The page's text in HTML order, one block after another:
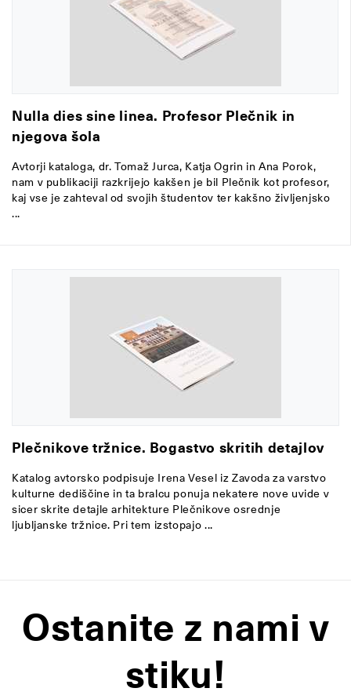
Nulla dies sine linea. Profesor Plečnik in
njegova šola
Avtorji kataloga, dr. Tomaž Jurca, Katja Ogrin in Ana Porok,
nam v publikaciji razkrijejo kakšen je bil Plečnik kot profesor,
kaj vse je zahteval od svojih študentov ter kakšno življenjsko
...
Plečnikove tržnice. Bogastvo skritih detajlov
Katalog avtorsko podpisuje Irena Vesel iz Zavoda za varstvo
kulturne dediščine in ta bralcu ponuja nekatere nove uvide v
sicer skrite detajle arhitekture Plečnikove osrednje
ljubljanske tržnice. Pri tem izstopajo ...
Ostanite z nami v
stiku!